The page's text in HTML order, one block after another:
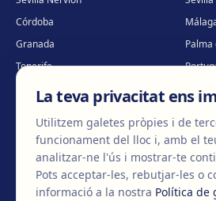
Córdoba
Granada
Tenerife
Portugal · Guimarães
2026Clínica EGOS — Cirugía plástica,
Avís legalPolítica de cookiesPolítica de
La teva privacitat ens
Utilitzem galetes pròpies i de
funcionament del lloc i, amb el
analitzar-ne l'ús i mostrar-te
Pots acceptar-les, rebutjar-les o
informació a la nostra Política de